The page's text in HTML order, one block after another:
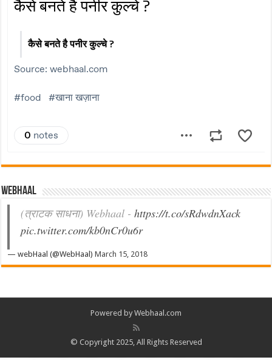
Webhaal
(त्राटक साधना) Webhaal -https://t.co/sRdwdnXack
pic.twitter.com/kb0nCr0u6r
— webHaal (@WebHaal)March 15, 2018
Powered by Webhaal.com
© Copyright 2025, All Rights Reserved